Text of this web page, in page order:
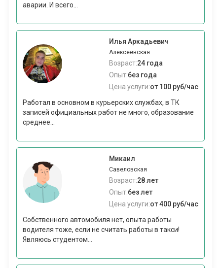
аварии. И всего...
Илья Аркадьевич
Алексеевская
Возраст:24 года
Опыт:без года
Цена услуги:от 100 руб/час
Работал в основном в курьерских службах, в ТК
записей официальных работ не много, образование
среднее...
Микаил
Савеловская
Возраст:28 лет
Опыт:без лет
Цена услуги:от 400 руб/час
Собственного автомобиля нет, опыта работы
водителя тоже, если не считать работы в такси!
Являюсь студентом...